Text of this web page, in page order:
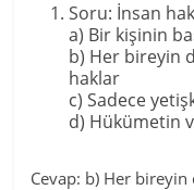
Soru: İnsan
a) Bir kişinin
b) Her bireyin
haklar
c) Sadece
d) Hükümetin
Cevap: b) Her